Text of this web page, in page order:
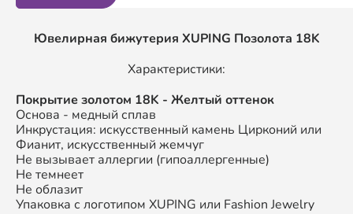
Ювелирная бижутерия XUPING Позолота 18K
Характеристики:
Покрытие золотом 18K - Желтый оттенок
Основа - медный сплав
Инкрустация: искусственный камень Цирконий или
Фианит, искусственный жемчуг
Не вызывает аллергии (гипоаллергенные)
Не темнеет
Не облазит
Упаковка с логотипом XUPING или Fashion Jewelry